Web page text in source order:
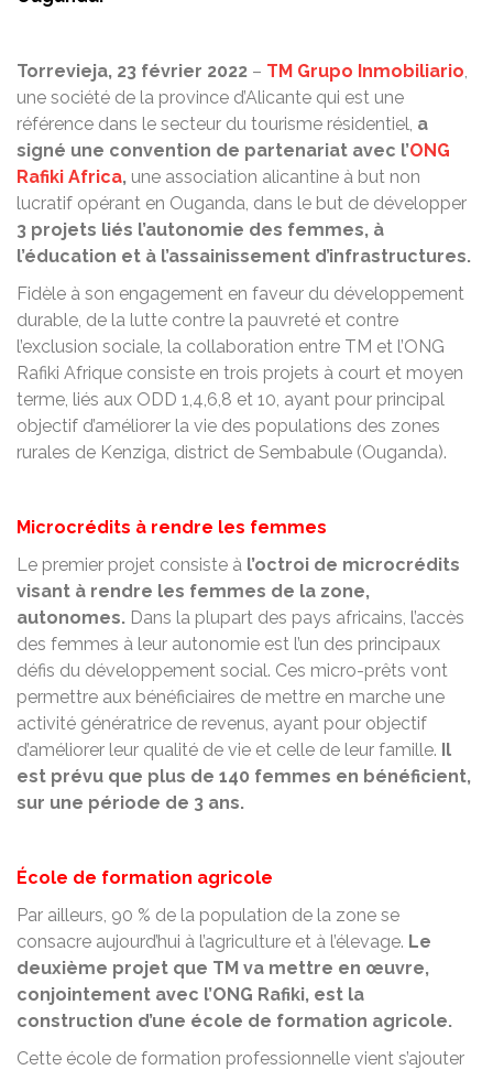
Torrevieja, 23 février 2022 – TM Grupo Inmobiliario,
une société de la province d’Alicante qui est une
référence dans le secteur du tourisme résidentiel, a
signé une convention de partenariat avec l’ONG
Rafiki Africa, une association alicantine à but non
lucratif opérant en Ouganda, dans le but de développer
3 projets liés l’autonomie des femmes, à
l’éducation et à l’assainissement d’infrastructures.
Fidèle à son engagement en faveur du développement
durable, de la lutte contre la pauvreté et contre
l’exclusion sociale, la collaboration entre TM et l’ONG
Rafiki Afrique consiste en trois projets à court et moyen
terme, liés aux ODD 1,4,6,8 et 10, ayant pour principal
objectif d’améliorer la vie des populations des zones
rurales de Kenziga, district de Sembabule (Ouganda).
Microcrédits à rendre les femmes
Le premier projet consiste à l’octroi de microcrédits
visant à rendre les femmes de la zone,
autonomes. Dans la plupart des pays africains, l’accès
des femmes à leur autonomie est l’un des principaux
défis du développement social. Ces micro-prêts vont
permettre aux bénéficiaires de mettre en marche une
activité génératrice de revenus, ayant pour objectif
d’améliorer leur qualité de vie et celle de leur famille. Il
est prévu que plus de 140 femmes en bénéficient,
sur une période de 3 ans.
École de formation agricole
Par ailleurs, 90 % de la population de la zone se
consacre aujourd’hui à l’agriculture et à l’élevage. Le
deuxième projet que TM va mettre en œuvre,
conjointement avec l’ONG Rafiki, est la
construction d’une école de formation agricole.
Cette école de formation professionnelle vient s’ajouter